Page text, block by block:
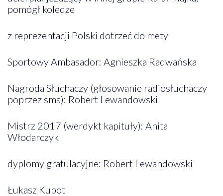
pomógł koledze
z reprezentacji Polski dotrzeć do mety
Sportowy Ambasador: Agnieszka Radwańska
Nagroda Słuchaczy (głosowanie radiosłuchaczy
poprzez sms): Robert Lewandowski
Mistrz 2017 (werdykt kapituły): Anita
Włodarczyk
dyplomy gratulacyjne: Robert Lewandowski
Łukasz Kubot